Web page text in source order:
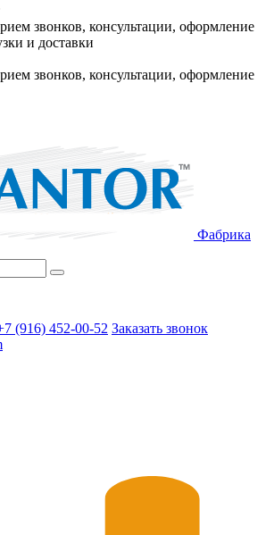
звонков, консультации, оформление
и доставки
звонков, консультации, оформление
Фабрика
(916) 452-00-52 Заказать звонок